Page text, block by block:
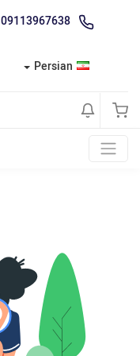
09113967638
Persian